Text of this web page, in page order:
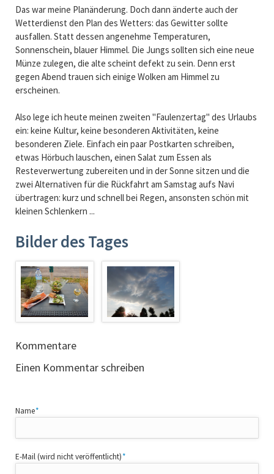
Das war meine Planänderung. Doch dann änderte auch der
Wetterdienst den Plan des Wetters: das Gewitter sollte
ausfallen. Statt dessen angenehme Temperaturen,
Sonnenschein, blauer Himmel. Die Jungs sollten sich eine neue
Münze zulegen, die alte scheint defekt zu sein. Denn erst
gegen Abend trauen sich einige Wolken am Himmel zu
erscheinen.
Also lege ich heute meinen zweiten "Faulenzertag" des Urlaubs
ein: keine Kultur, keine besonderen Aktivitäten, keine
besonderen Ziele. Einfach ein paar Postkarten schreiben,
etwas Hörbuch lauschen, einen Salat zum Essen als
Resteverwertung zubereiten und in der Sonne sitzen und die
zwei Alternativen für die Rückfahrt am Samstag aufs Navi
übertragen: kurz und schnell bei Regen, ansonsten schön mit
kleinen Schlenkern ...
Bilder des Tages
Kommentare
Einen Kommentar schreiben
Pflichtfeld
Name*
Pflichtfeld
E-Mail (wird nicht veröffentlicht)*